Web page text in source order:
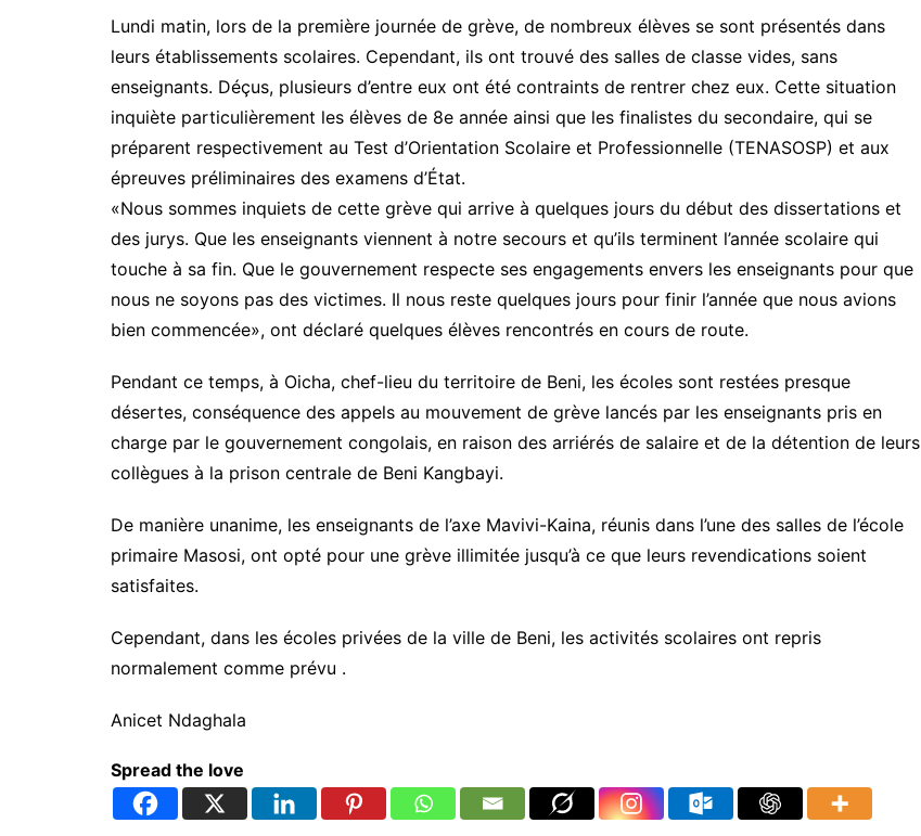
Lundi matin, lors de la première journée de grève, de nombreux élèves se sont présentés dans
leurs établissements scolaires. Cependant, ils ont trouvé des salles de classe vides, sans
enseignants. Déçus, plusieurs d’entre eux ont été contraints de rentrer chez eux. Cette situation
inquiète particulièrement les élèves de 8e année ainsi que les finalistes du secondaire, qui se
préparent respectivement au Test d’Orientation Scolaire et Professionnelle (TENASOSP) et aux
épreuves préliminaires des examens d’État.
«Nous sommes inquiets de cette grève qui arrive à quelques jours du début des dissertations et
des jurys. Que les enseignants viennent à notre secours et qu’ils terminent l’année scolaire qui
touche à sa fin. Que le gouvernement respecte ses engagements envers les enseignants pour que
nous ne soyons pas des victimes. Il nous reste quelques jours pour finir l’année que nous avions
bien commencée», ont déclaré quelques élèves rencontrés en cours de route.
Pendant ce temps, à Oicha, chef-lieu du territoire de Beni, les écoles sont restées presque
désertes, conséquence des appels au mouvement de grève lancés par les enseignants pris en
charge par le gouvernement congolais, en raison des arriérés de salaire et de la détention de leurs
collègues à la prison centrale de Beni Kangbayi.
De manière unanime, les enseignants de l’axe Mavivi-Kaina, réunis dans l’une des salles de l’école
primaire Masosi, ont opté pour une grève illimitée jusqu’à ce que leurs revendications soient
satisfaites.
Cependant, dans les écoles privées de la ville de Beni, les activités scolaires ont repris
normalement comme prévu .
Anicet Ndaghala
Spread the love